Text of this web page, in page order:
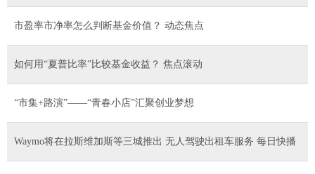
市盈率市净率怎么判断基金价值？ 动态焦点
如何用“夏普比率”比较基金收益？ 焦点滚动
“市集+路演”——“青春小店”汇聚创业梦想
Waymo将在拉斯维加斯等三城推出 无人驾驶出租车服务 每日快播